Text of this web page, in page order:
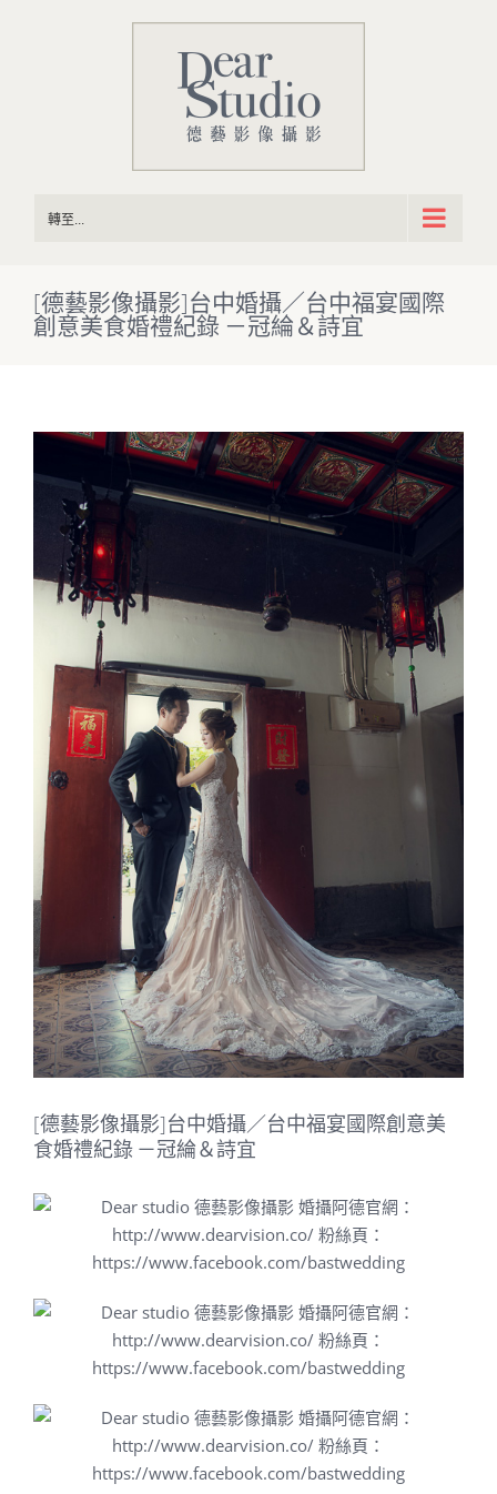
轉至...
[德藝影像攝影]台中婚攝／台中福宴國際
創意美食婚禮紀錄 －冠綸＆詩宜
View
Larger
Image
[德藝影像攝影]台中婚攝／台中福宴國際創意美
食婚禮紀錄 －冠綸＆詩宜